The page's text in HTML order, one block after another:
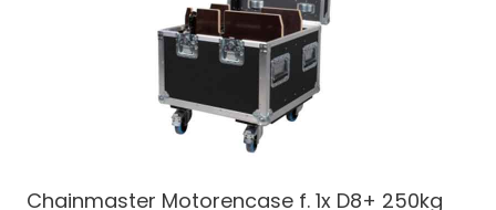
Chainmaster Motorencase f. 1x D8+ 250kg